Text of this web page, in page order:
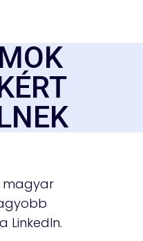
magyar
LinkedIn.